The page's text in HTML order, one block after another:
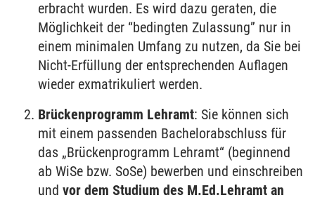
erbracht wurden. Es wird dazu geraten, die
Möglichkeit der “bedingten Zulassung” nur in
einem minimalen Umfang zu nutzen, da Sie bei
Nicht-Erfüllung der entsprechenden Auflagen
wieder exmatrikuliert werden.
Brückenprogramm Lehramt: Sie können sich
mit einem passenden Bachelorabschluss für
das „Brückenprogramm Lehramt“ (beginnend
ab WiSe bzw. SoSe) bewerben und einschreiben
und vor dem Studium des M.Ed.Lehramt an